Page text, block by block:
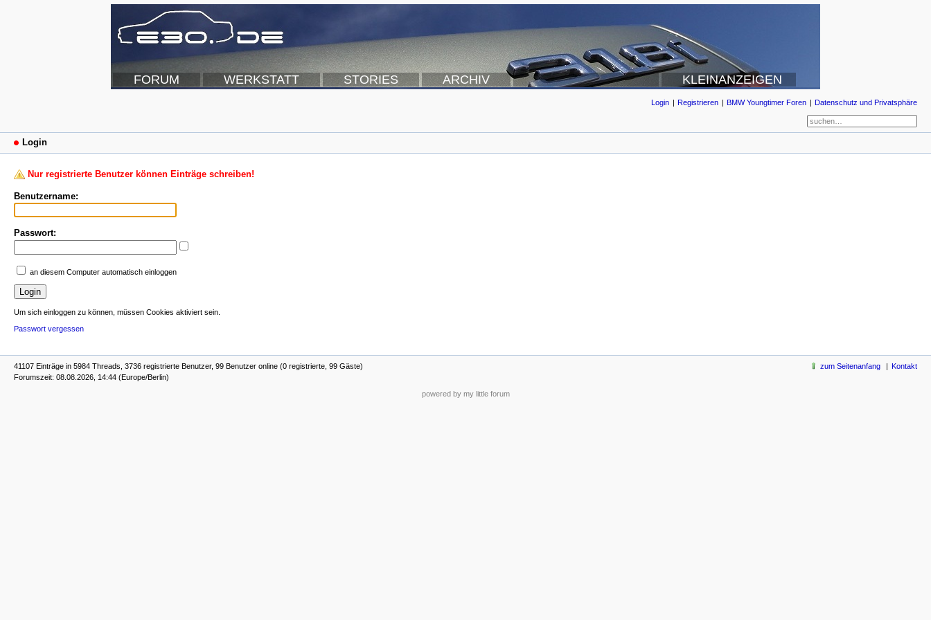
FORUM WERKSTATT STORIES ARCHIV KLEINANZEIGEN
Login Registrieren BMW Youngtimer Foren Datenschutz und Privatsphäre
Login
Nur registrierte Benutzer können Einträge schreiben!
Benutzername:
Passwort:
an diesem Computer automatisch einloggen
Um sich einloggen zu können, müssen Cookies aktiviert sein.
Passwort vergessen
41107 Einträge in 5984 Threads, 3736 registrierte Benutzer, 99 Benutzer online (0 registrierte, 99 Gäste)
Forumszeit: 08.08.2026, 14:44 (Europe/Berlin)
zum Seitenanfang Kontakt
powered by my little forum